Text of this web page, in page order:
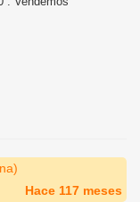
Hace 117 meses